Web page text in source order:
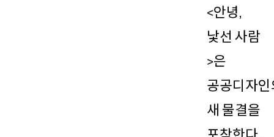
<안녕,
낯선 사람
>은
공공디자
새 물결을